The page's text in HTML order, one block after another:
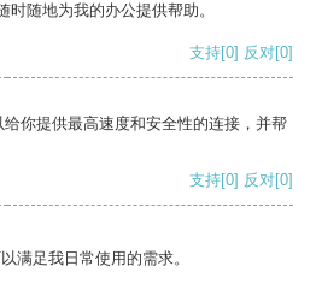
随地为我的办公提供帮助。
支持[0] 反对[0]
你提供最高速度和安全性的连接，并帮
支持[0] 反对[0]
满足我日常使用的需求。